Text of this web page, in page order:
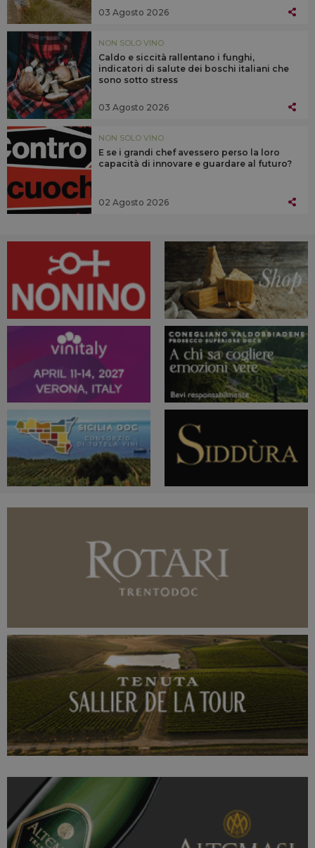
03 Agosto 2026
NON SOLO VINO
Caldo e siccità rallentano i funghi,
indicatori di salute dei boschi italiani che
sono sotto stress
03 Agosto 2026
NON SOLO VINO
E se i grandi chef avessero perso la loro
capacità di innovare e guardare al futuro?
02 Agosto 2026